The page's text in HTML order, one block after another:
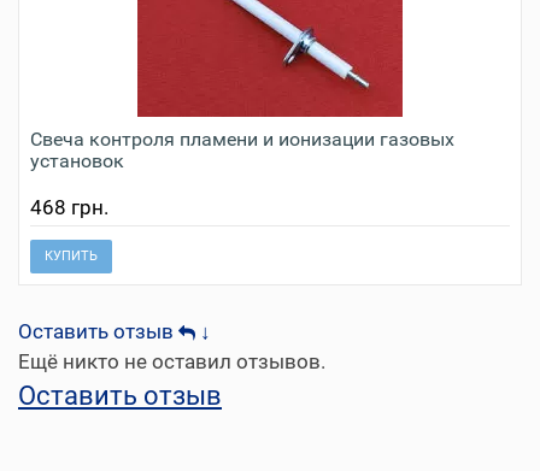
Свеча контроля пламени и ионизации газовых
установок
468 грн.
КУПИТЬ
Оставить отзыв
↓
Ещё никто не оставил отзывов.
Оставить отзыв